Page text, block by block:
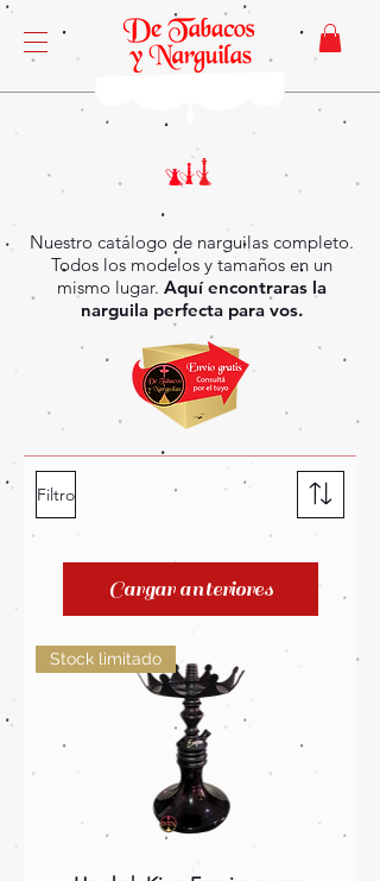
Nuestro catálogo de narguilas completo.
Todos los modelos y tamaños en un
mismo lugar. Aquí encontraras la
narguila perfecta para vos.
Filtro
Cargar anteriores
Stock limitado